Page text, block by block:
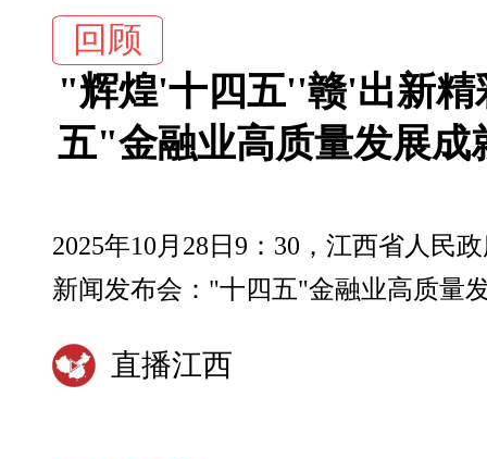
回顾
"辉煌'十四五''赣'出新
五"金融业高质量发展成
2025年10月28日9：30，江西省人民
新闻发布会："十四五"金融业高质量
直播江西